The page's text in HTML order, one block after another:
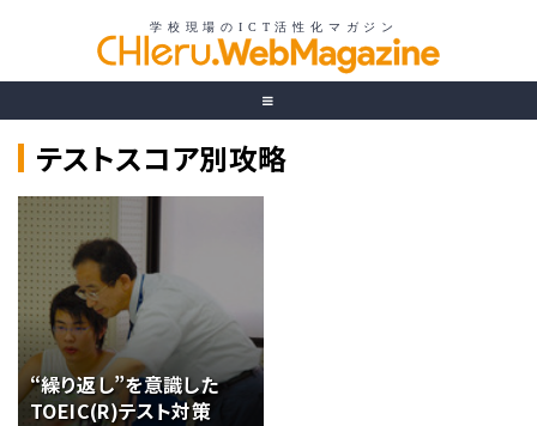
テストスコア別攻略
“繰り返し”を意識した
TOEIC(R)テスト対策